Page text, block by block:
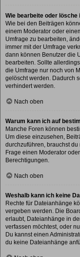
Wie bearbeite oder lösche
Wie bei den Beiträgen
einem Moderator oder
Umfrage zu bearbeiten,
immer mit der Umfrage
dann können Benutzer die
bearbeiten. Sollte
die Umfrage nur noch von
gelöscht werden. Dadurch
verhindert werden.
Nach oben
Warum kann ich auf
Manche Foren können
Um diese einzusehen,
durchzuführen, brauchst
Frage einen Moderator
Berechtigungen.
Nach oben
Weshalb kann ich keine
Rechte für Dateianhänge
vergeben werden. Die
erlaubt, Dateianhänge in
verfassen möchtest, oder
Du kannst einen
du keine Dateianhänge